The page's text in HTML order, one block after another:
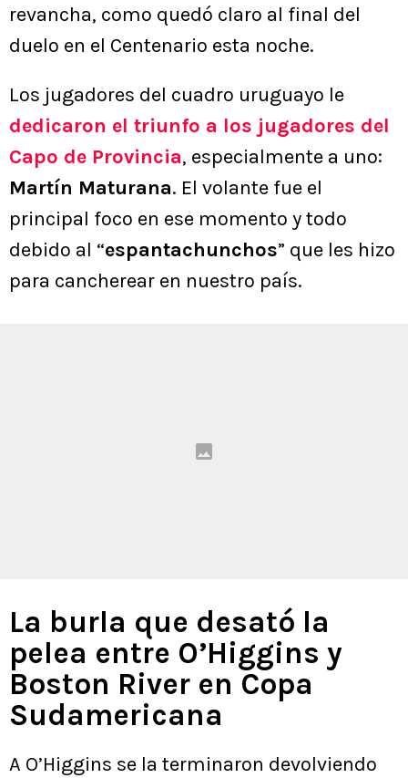
revancha, como quedó claro al final del
duelo en el Centenario esta noche.
Los jugadores del cuadro uruguayo le
dedicaron el triunfo a los jugadores del
Capo de Provincia, especialmente a uno:
Martín Maturana. El volante fue el
principal foco en ese momento y todo
debido al “espantachunchos” que les hizo
para cancherear en nuestro país.
La burla que desató la
pelea entre O’Higgins y
Boston River en Copa
Sudamericana
A O’Higgins se la terminaron devolviendo